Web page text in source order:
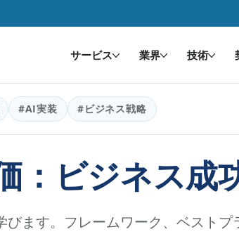
サービス 業界 技術
#AI実装 #ビジネス戦略
：ビジネス成
ます。フレームワーク、ベスト